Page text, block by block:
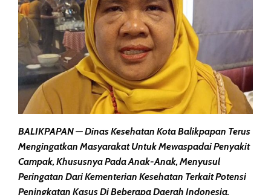
BALIKPAPAN — Dinas Kesehatan Kota Balikpapan Terus
Mengingatkan Masyarakat Untuk Mewaspadai Penyakit
Campak, Khususnya Pada Anak-Anak, Menyusul
Peringatan Dari Kementerian Kesehatan Terkait Potensi
Peningkatan Kasus Di Beberapa Daerah Indonesia.